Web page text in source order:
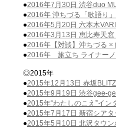
●2016年7月30日 渋谷duo
●2016年 沖ちづる「歌語り
●2016年5月20日 六本木
●2016年3月13日 恵比寿天
●2016年【対談】沖ちづる ×
●2016年 旅立ち ライナー
◎2015年
●2015年12月13日 赤坂
●2015年9月19日 渋谷gee-
●2015年“わたしのこえ”イン
●2015年7月17日 新宿シア
●2015年5月10日 北沢タウ